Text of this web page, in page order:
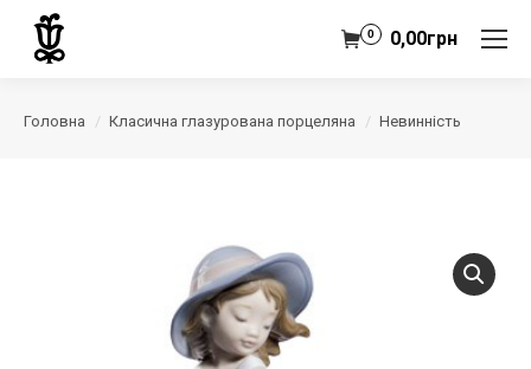
0,00грн
0
Головна Класична глазурована порцеляна Невинність